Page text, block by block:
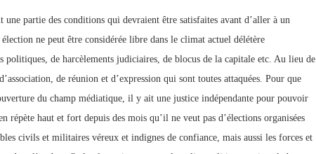
partie des conditions qui devraient être satisfaites avant d’aller à un
ne peut être considérée libre dans le climat actuel délétère
politiques, de harcèlements judiciaires, de blocus de la capitale etc. Au lieu de
de réunion et d’expression qui sont toutes attaquées. Pour que
du champ médiatique, il y ait une justice indépendante pour pouvoir
haut et fort depuis des mois qu’il ne veut pas d’élections organisées
civils et militaires véreux et indignes de confiance, mais aussi les forces et